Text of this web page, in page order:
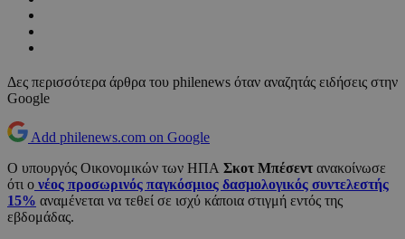
Δες περισσότερα άρθρα του philenews όταν αναζητάς ειδήσεις στην
Google
Add philenews.com on Google
Ο υπουργός Οικονομικών των ΗΠΑ Σκοτ Μπέσεντ ανακοίνωσε
ότι ο νέος προσωρινός παγκόσμιος δασμολογικός συντελεστής
15% αναμένεται να τεθεί σε ισχύ κάποια στιγμή εντός της
εβδομάδας.